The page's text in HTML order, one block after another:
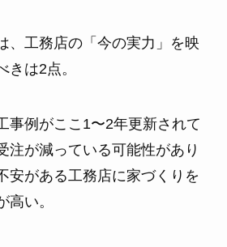
、工務店の「今の実力」を映
きは2点。
事例がここ1〜2年更新されて
注が減っている可能性があり
安がある工務店に家づくりを
高い。